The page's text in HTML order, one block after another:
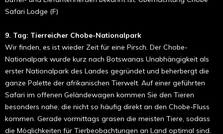
Safari Lodge (F)
9. Tag: Tierreicher Chobe-Nationalpark
Wir finden, es ist wieder Zeit für eine Pirsch. Der Chobe-
Nationalpark wurde kurz nach Botswanas Unabhängigkeit als
erster Nationalpark des Landes gegründet und beherbergt die
ganze Palette der afrikanischen Tierwelt. Auf einer geführten
Safari im offenen Geländewagen kommen Sie den Tieren
besonders nahe, die nicht so häufig direkt an den Chobe-Fluss
kommen. Gerade vormittags grasen die meisten Tiere, sodass
die Möglichkeiten für Tierbeobachtungen an Land optimal sind.